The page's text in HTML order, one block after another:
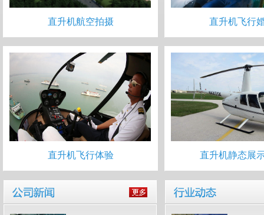
直升机航空拍摄 直升机飞行
直升机飞行体验 直升机静态展